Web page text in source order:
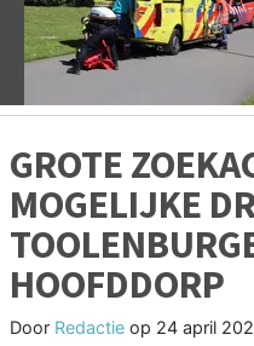
Vorige
GROTE
MOGELIJKE
HOOFDDORP
Door Redactie op 24 april